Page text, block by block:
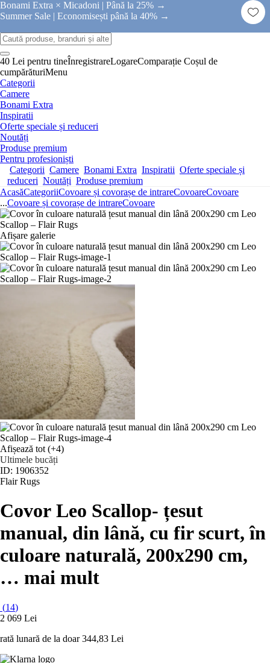
Bonami Extra × Micadoni | Până la 25% →
Summer Sale | Economisești până la 40% →
40 Lei pentru tineÎnregistrareLogareComparație Coșul de
cumpărăturiMenu
Categorii
Camere
Bonami Extra
Inspiratii
Oferte speciale și reduceri
Noutăți
Produse premium
Pentru profesioniști
Categorii Camere Bonami Extra Inspiratii Oferte speciale și
reduceri Noutăți Produse premium
AcasăCategoriiCovoare și covorașe de intrareCovoareCovoare
...Covoare și covorașe de intrareCovoare
Afișare galerie
Afișează tot (+4)
Ultimele bucăți
ID: 1906352
Flair Rugs
Covor Leo Scallop- țesut
manual, din lână, cu fir scurt, în
culoare naturală, 200x290 cm,
… mai mult
(14)
2 069 Lei
rată lunară de la doar 344,83 Lei